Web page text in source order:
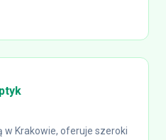
w Krakowie, oferuje szeroki